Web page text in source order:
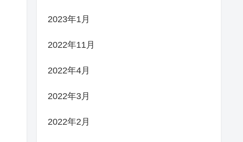
2023年1月
2022年11月
2022年4月
2022年3月
2022年2月